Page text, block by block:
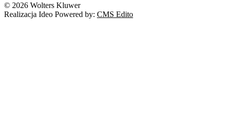
Prawo autorskie
© 2026 Wolters Kluwer
Realizacja Ideo Powered by: CMS Edito